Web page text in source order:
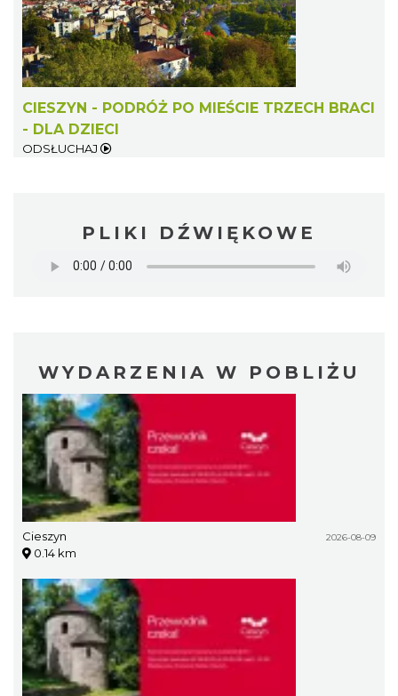
CIESZYN - PODRÓŻ PO MIEŚCIE TRZECH BRACI
- DLA DZIECI
ODSŁUCHAJ
PLIKI DŹWIĘKOWE
WYDARZENIA W POBLIŻU
Cieszyn 2026-08-09
0.14 km